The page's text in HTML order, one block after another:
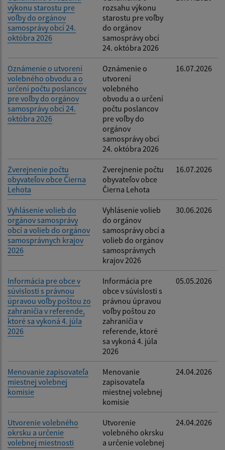
výkonu starostu pre
voľby do orgánov
samosprávy obcí 24.
októbra 2026
rozsahu výkonu
starostu pre voľby
do orgánov
samosprávy obcí
24. októbra 2026
Oznámenie o utvorení
volebného obvodu a o
určení počtu poslancov
pre voľby do orgánov
samosprávy obcí 24.
októbra 2026
Oznámenie o
utvorení
volebného
obvodu a o určení
počtu poslancov
pre voľby do
orgánov
samosprávy obcí
24. októbra 2026
16.07.2026
Zverejnenie počtu
obyvateľov obce Čierna
Lehota
Zverejnenie počtu
obyvateľov obce
Čierna Lehota
16.07.2026
Vyhlásenie volieb do
orgánov samosprávy
obcí a volieb do orgánov
samosprávnych krajov
2026
Vyhlásenie volieb
do orgánov
samosprávy obcí a
volieb do orgánov
samosprávnych
krajov 2026
30.06.2026
Informácia pre obce v
súvislosti s právnou
úpravou voľby poštou zo
zahraničia v referende,
ktoré sa vykoná 4. júla
2026
Informácia pre
obce v súvislosti s
právnou úpravou
voľby poštou zo
zahraničia v
referende, ktoré
sa vykoná 4. júla
2026
05.05.2026
Menovanie zapisovateľa
miestnej volebnej
komisie
Menovanie
zapisovateľa
miestnej volebnej
komisie
24.04.2026
Utvorenie volebného
okrsku a určenie
volebnej miestnosti
Utvorenie
volebného okrsku
a určenie volebnej
24.04.2026